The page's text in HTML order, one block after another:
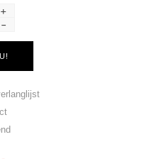
+
-